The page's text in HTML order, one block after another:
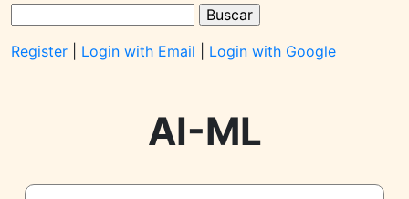
Register
Login with Email Login with Google
AI-ML